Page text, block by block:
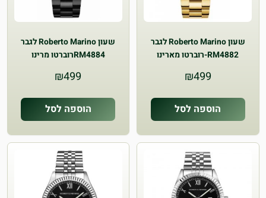
שעון Roberto Marino לגבר
RM4882-רוברטו מארינו
₪499
הוספה לסל
שעון Roberto Marino לגבר
RM4884רוברטו מרינו
₪499
הוספה לסל